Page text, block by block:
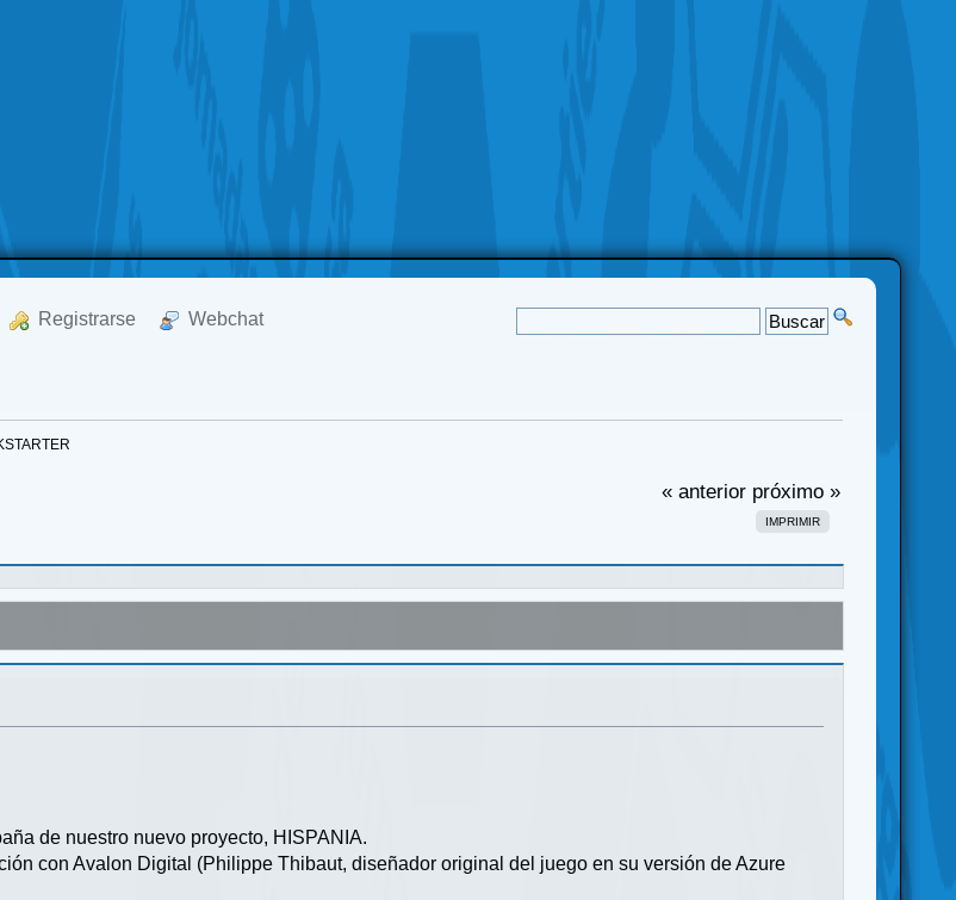
Registrarse Webchat
« anterior próximo »
IMPRIMIR
de nuestro nuevo proyecto, HISPANIA.
con Avalon Digital (Philippe Thibaut, diseñador original del juego en su versión de Azure